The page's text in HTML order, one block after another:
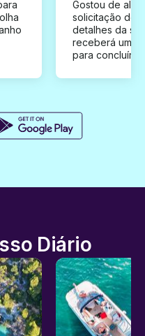
Gostou de
solicitação de
detalhes da
receberá uma
para concluír a
Diário